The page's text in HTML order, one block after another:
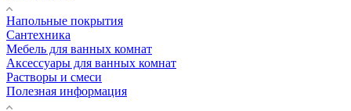
Напольные покрытия
Сантехника
Мебель для ванных комнат
Аксессуары для ванных комнат
Растворы и смеси
Полезная информация